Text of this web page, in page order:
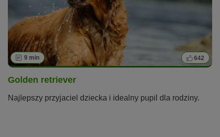
9 min 642
Golden retriever
Najlepszy przyjaciel dziecka i idealny pupil dla rodziny.